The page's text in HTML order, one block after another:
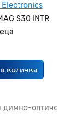
Electronics
S30 INTR
количка